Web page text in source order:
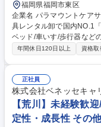
福岡県福岡市東区
企業名 パラマウントケアサービス株式会社
具レンタル卸で国内NO.1「人の生
ベッド/車いす/歩行器など
ルする際の事務作業全般
介護ショップとの電話や
介在価値の高い仕事です
とで周りの人をサポート・
です。ルーチンワークの
仕事の面白みでもありま
場合かつ職種転換された場合は当社業務
年間休日120日以上 資格取
正社員
株式会社ベネッセキャ
【荒川】未経験歓
定性・成長性 その